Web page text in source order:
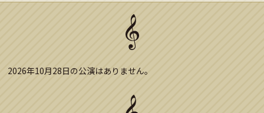
2026年10月28日の公演はありません。